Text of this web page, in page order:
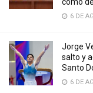
6 DE
Jorge
salto y
Santo
6 DE